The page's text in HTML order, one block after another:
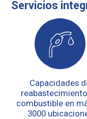
Servicios
Capacidades
combustible en
3000